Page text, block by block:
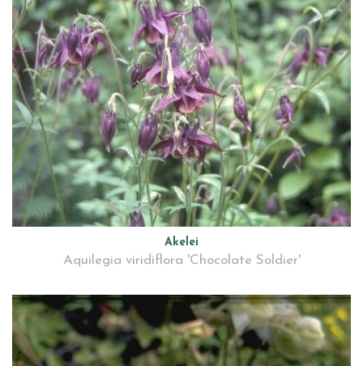
Akelei
Aquilegia viridiflora 'Chocolate Soldier'